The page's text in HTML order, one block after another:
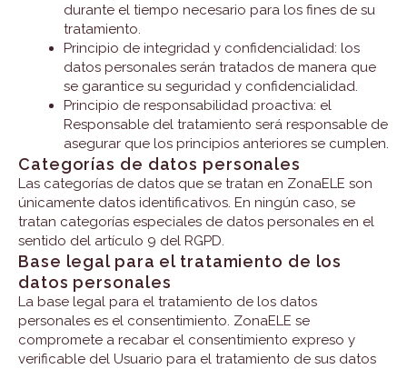
durante el tiempo necesario para los fines de su
tratamiento.
Principio de integridad y confidencialidad: los
datos personales serán tratados de manera que
se garantice su seguridad y confidencialidad.
Principio de responsabilidad proactiva: el
Responsable del tratamiento será responsable de
asegurar que los principios anteriores se cumplen.
Categorías de datos personales
Las categorías de datos que se tratan en ZonaELE son
únicamente datos identificativos. En ningún caso, se
tratan categorías especiales de datos personales en el
sentido del artículo 9 del RGPD.
Base legal para el tratamiento de los
datos personales
La base legal para el tratamiento de los datos
personales es el consentimiento. ZonaELE se
compromete a recabar el consentimiento expreso y
verificable del Usuario para el tratamiento de sus datos